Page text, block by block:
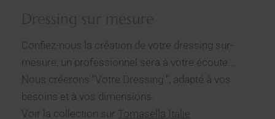
Confiez-nous la création de votre dressing sur-
mesure, un professionnel sera à votre écoute...
Nous créerons "Votre Dressing ", adapté à vos
besoins et à vos dimensions.
Voir la collection sur Tomasella Italie